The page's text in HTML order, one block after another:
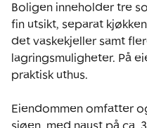
Boligen inneholder tre
fin utsikt, separat
det vaskekjeller samt
lagringsmuligheter. På
praktisk uthus.
Eiendommen omfatter